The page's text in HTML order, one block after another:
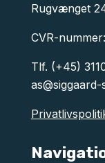
Rugvænget
CVR-
Tlf. (+45)